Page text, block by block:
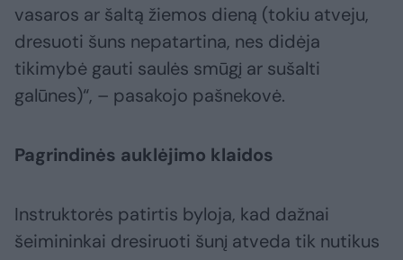
vasaros ar šaltą žiemos dieną (tokiu atveju,
dresuoti šuns nepatartina, nes didėja
tikimybė gauti saulės smūgį ar sušalti
galūnes)“, – pasakojo pašnekovė.
Pagrindinės auklėjimo klaidos
Instruktorės patirtis byloja, kad dažnai
šeimininkai dresiruoti šunį atveda tik nutikus